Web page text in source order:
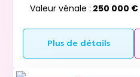
Valeur vénale : 250 000 €
Plus de détails